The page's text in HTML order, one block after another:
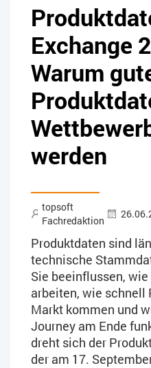
Exchange
Warum
werden
topsoft
Fachredaktion
Produktdaten sind
technische
Sie beeinflussen,
arbeiten, wie schnell
Markt kommen und
Journey am Ende
dreht sich der
der am 17.